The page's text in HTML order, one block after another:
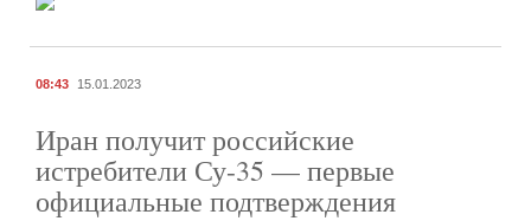
08:43 15.01.2023
Иран получит российские
истребители Су-35 — первые
официальные подтверждения